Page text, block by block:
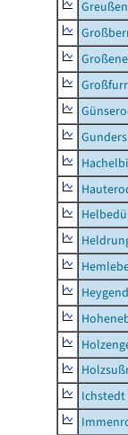
Ichstedt